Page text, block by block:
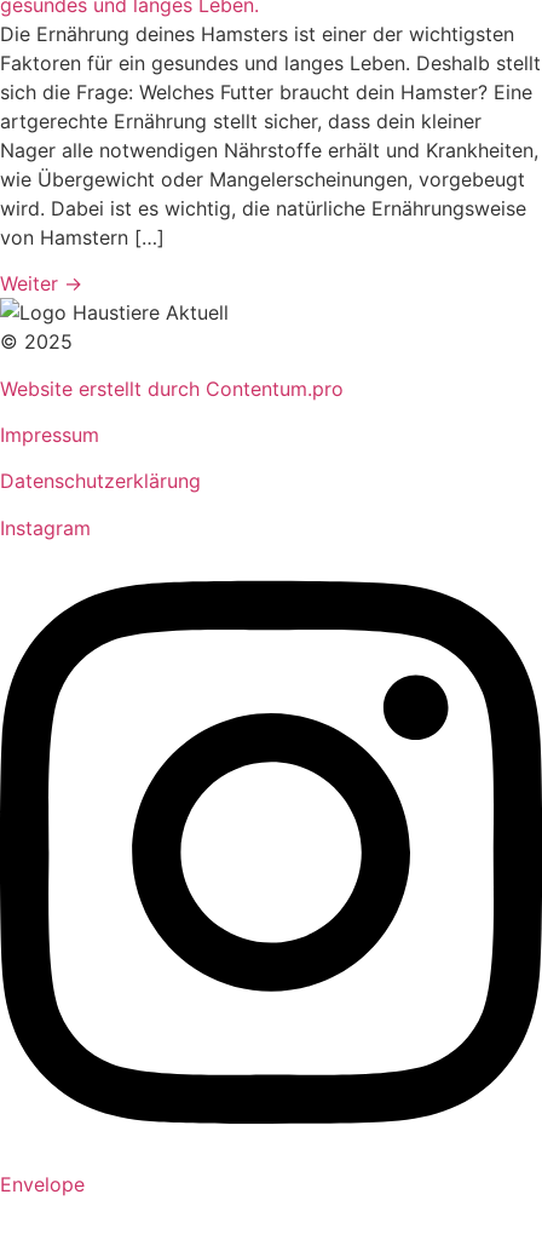
Die Ernährung deines Hamsters ist einer der wichtigsten
Faktoren für ein gesundes und langes Leben. Deshalb stellt
sich die Frage: Welches Futter braucht dein Hamster? Eine
artgerechte Ernährung stellt sicher, dass dein kleiner
Nager alle notwendigen Nährstoffe erhält und Krankheiten,
wie Übergewicht oder Mangelerscheinungen, vorgebeugt
wird. Dabei ist es wichtig, die natürliche Ernährungsweise
von Hamstern […]
Weiter →
© 2025
Website erstellt durch Contentum.pro
Impressum
Datenschutzerklärung
Instagram
Envelope